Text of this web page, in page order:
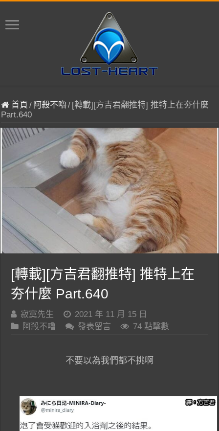
首頁 / 阿殺不嚕/ [轉載][方吉君翻推特] 推特上在夯什麼
Part.640
[轉載][方吉君翻推特] 推特上在
夯什麼 Part.640
寂寞先生
2021 年 11 月 15 日
阿殺不嚕
發表留言 74 點擊數
不要以為我們都不挑啊